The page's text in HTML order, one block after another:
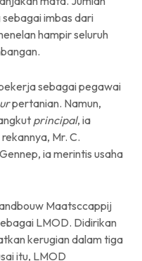
imbas dari
hampir seluruh
sebagai pegawai
pertanian. Namun,
principal, ia
Mr. C.
ia merintis usaha
Maatsccappij
LMOD. Didirikan
kerugian dalam tiga
itu, LMOD